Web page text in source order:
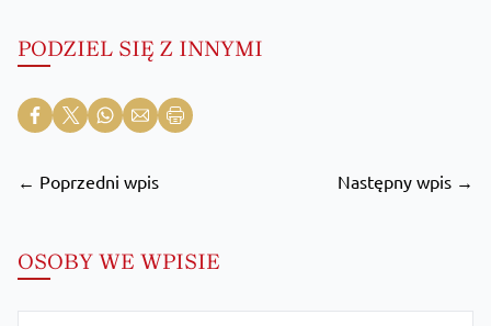
PODZIEL SIĘ Z INNYMI
← Poprzedni wpis Następny wpis →
OSOBY WE WPISIE